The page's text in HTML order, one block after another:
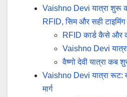
Vaishno Devi यात्रा शुरू
RFID, सिम और सही टाइमिंग
RFID कार्ड कैसे और
Vaishno Devi
वैष्णो देवी यात्रा कब
Vaishno Devi यात्रा रूट:
मार्ग